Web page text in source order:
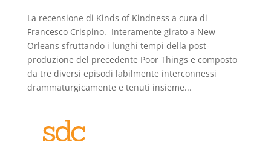
La recensione di Kinds of Kindness a cura di
Francesco Crispino. Interamente girato a New
Orleans sfruttando i lunghi tempi della post-
produzione del precedente Poor Things e composto
da tre diversi episodi labilmente interconnessi
drammaturgicamente e tenuti insieme...